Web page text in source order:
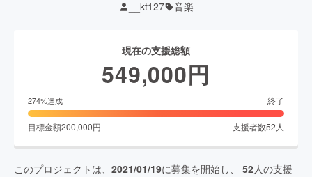
__kt127 音楽
現在の支援総額
549,000円
274%達成 終了
目標金額200,000円 支援者数52 人
このプロジェクトは、 2021/01/19に募集を開始し、 52人の支援